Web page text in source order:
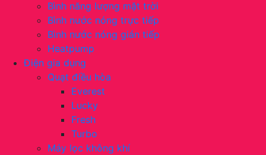
Bình năng lượng mặt trời
Bình nước nóng trực tiếp
Bình nước nóng gián tiếp
Heatpump
Điện gia dụng
Quạt điều hòa
Everest
Lucky
Fresh
Turbo
Máy lọc không khí